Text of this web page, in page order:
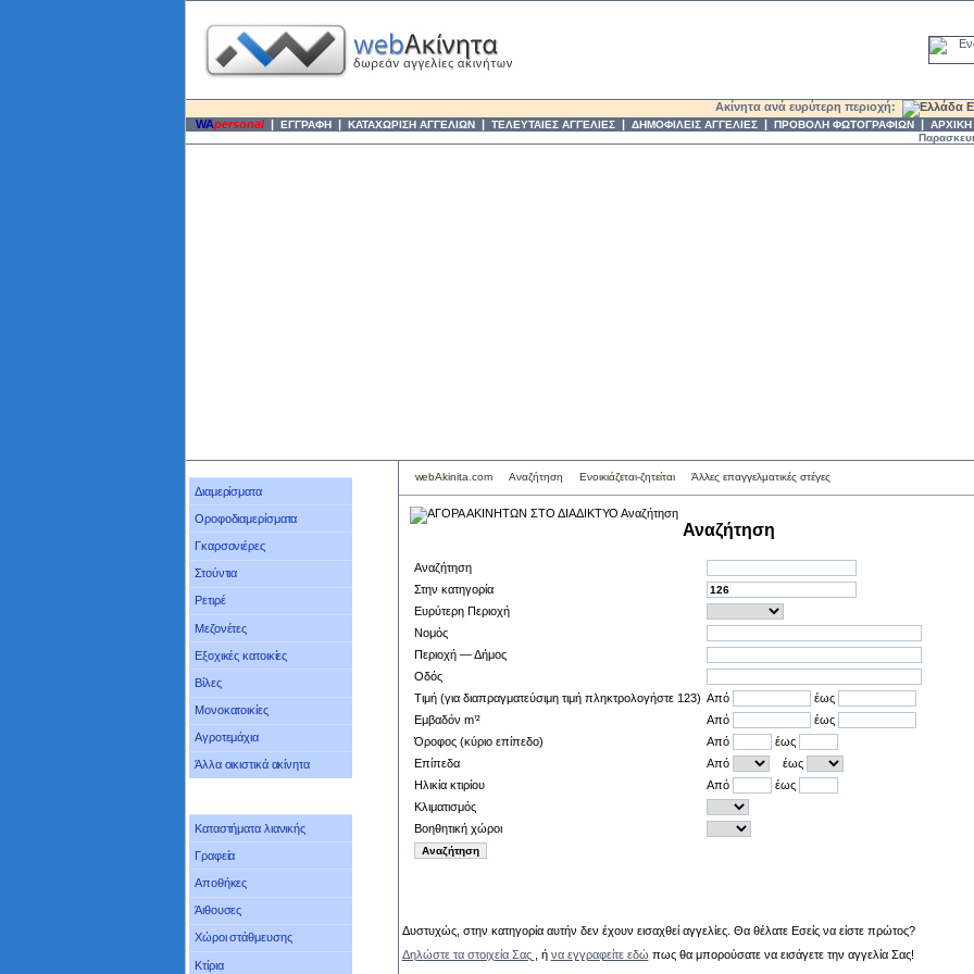
Ακίνητα ανά ευρύτερη περιοχή:
WApersonal| ΕΓΓΡΑΦΗ| ΚΑΤΑΧΩΡΙΣΗ ΑΓΓΕΛΙΩΝ| ΤΕΛΕΥΤΑΙΕΣ ΑΓΓΕΛΙΕΣ| ΔΗΜΟΦΙΛΕΙΣ ΑΓΓΕΛΙΕΣ| ΠΡΟΒΟΛΗ ΦΩΤΟΓΡΑΦΙΩΝ| ΑΡΧΙΚΗ
Παρασκευή,
Διαμερίσματα
Οροφοδιαμερίσματα
Γκαρσονιέρες
Στούντια
Ρετιρέ
Μεζονέτες
Εξοχικές κατοικίες
Βίλες
Μονοκατοικίες
Αγροτεμάχια
Άλλα οικιστικά ακίνητα
Καταστήματα λιανικής
Γραφεία
Αποθήκες
Άιθουσες
Χώροι στάθμευσης
Κτίρια
webAkinita.com Αναζήτηση Ενοικιάζεται-ζητείται Άλλες επαγγελματικές στέγες
Αναζήτηση
Αναζήτηση
Στην κατηγορία
Ευρύτερη Περιοχή
Νομός
Περιοχή — Δήμος
Οδός
Τιμή (για διαπραγματεύσιμη τιμή πληκτρολογήστε 123) Από
έως
Εμβαδόν m’²
Από
έως
Όροφος (κύριο επίπεδο)
Από
έως
Επίπεδα
Από
έως
Ηλικία κτιρίου
Από
έως
Κλιματισμός
Βοηθητική χώροι
Δυστυχώς, στην κατηγορία αυτήν δεν έχουν εισαχθεί αγγελίες. Θα θέλατε Εσείς να είστε πρώτος?
Δηλώστε τα στοιχεία Σας
, ή να εγγραφείτε εδώ πως θα μπορούσατε να εισάγετε την αγγελία Σας!